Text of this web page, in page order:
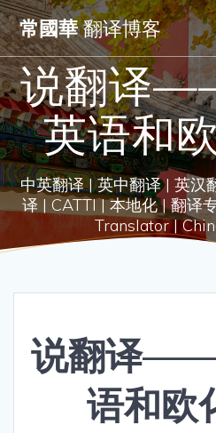
to
常國華翻译博客
说翻译
英语和
中英翻译 | 英中翻译 | 英汉
译 | CATTI | 本地化 | 翻译
Translator |
说翻译——
语和欧